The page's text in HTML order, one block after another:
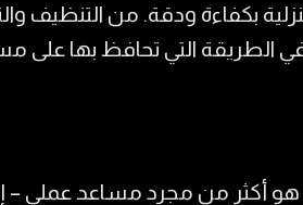
بكفاءة ودقة. من التنظيف
في الطريقة التي تحافظ بها
أكثر من مجرد مساعد عملي –